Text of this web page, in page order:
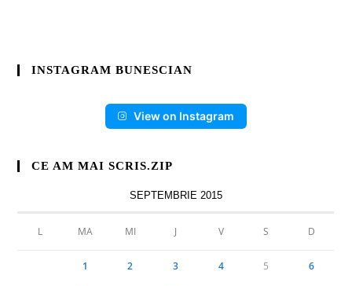
INSTAGRAM BUNESCIAN
View on Instagram
CE AM MAI SCRIS.ZIP
SEPTEMBRIE 2015
L MA MI J V S D
1 2 3 4 5 6